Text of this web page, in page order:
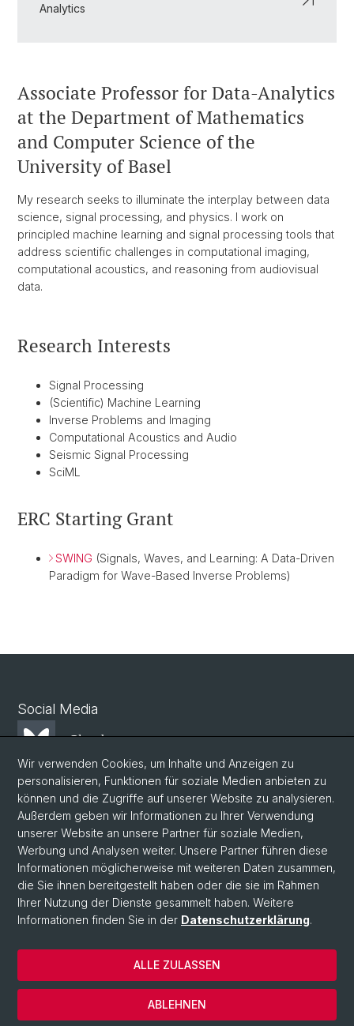
Analytics
Associate Professor for Data-Analytics
at the Department of Mathematics
and Computer Science of the
University of Basel
My research seeks to illuminate the interplay between data
science, signal processing, and physics. I work on
principled machine learning and signal processing tools that
address scientific challenges in computational imaging,
computational acoustics, and reasoning from audiovisual
data.
Research Interests
Signal Processing
(Scientific) Machine Learning
Inverse Problems and Imaging
Computational Acoustics and Audio
Seismic Signal Processing
SciML
ERC Starting Grant
SWING (Signals, Waves, and Learning: A Data-Driven
Paradigm for Wave-Based Inverse Problems)
Social Media
Bluesky
Mastodon
LinkedIn
Instagram
© Universität Basel
Datenschutzerklärung
Wir verwenden Cookies, um Inhalte und Anzeigen zu
personalisieren, Funktionen für soziale Medien anbieten zu
können und die Zugriffe auf unserer Website zu analysieren.
Außerdem geben wir Informationen zu Ihrer Verwendung
unserer Website an unsere Partner für soziale Medien,
Werbung und Analysen weiter. Unsere Partner führen diese
Informationen möglicherweise mit weiteren Daten zusammen,
die Sie ihnen bereitgestellt haben oder die sie im Rahmen
Ihrer Nutzung der Dienste gesammelt haben. Weitere
Informationen finden Sie in der Datenschutzerklärung.
ABLEHNEN
ALLE ZULASSEN